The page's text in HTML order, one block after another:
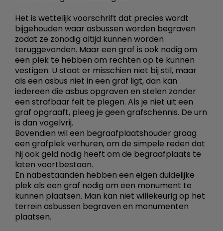
Het is wettelijk voorschrift dat precies wordt
bijgehouden waar asbussen worden begraven
zodat ze zonodig altijd kunnen worden
teruggevonden. Maar een graf is ook nodig om
een plek te hebben om rechten op te kunnen
vestigen. U staat er misschien niet bij stil, maar
als een asbus niet in een graf ligt, dan kan
iedereen die asbus opgraven en stelen zonder
een strafbaar feit te plegen. Als je niet uit een
graf opgraaft, pleeg je geen grafschennis. De urn
is dan vogelvrij.
Bovendien wil een begraafplaatshouder graag
een grafplek verhuren, om de simpele reden dat
hij ook geld nodig heeft om de begraafplaats te
laten voortbestaan.
En nabestaanden hebben een eigen duidelijke
plek als een graf nodig om een monument te
kunnen plaatsen. Man kan niet willekeurig op het
terrein asbussen begraven en monumenten
plaatsen.